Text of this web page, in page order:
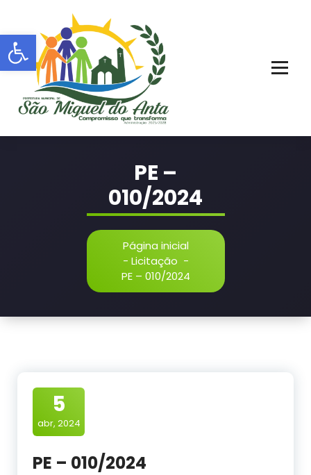
Barra de Ferramentas Aberta
o
conteúdo
PE –
010/2024
Página inicial
- Licitação -
PE – 010/2024
5
abr, 2024
PE – 010/2024